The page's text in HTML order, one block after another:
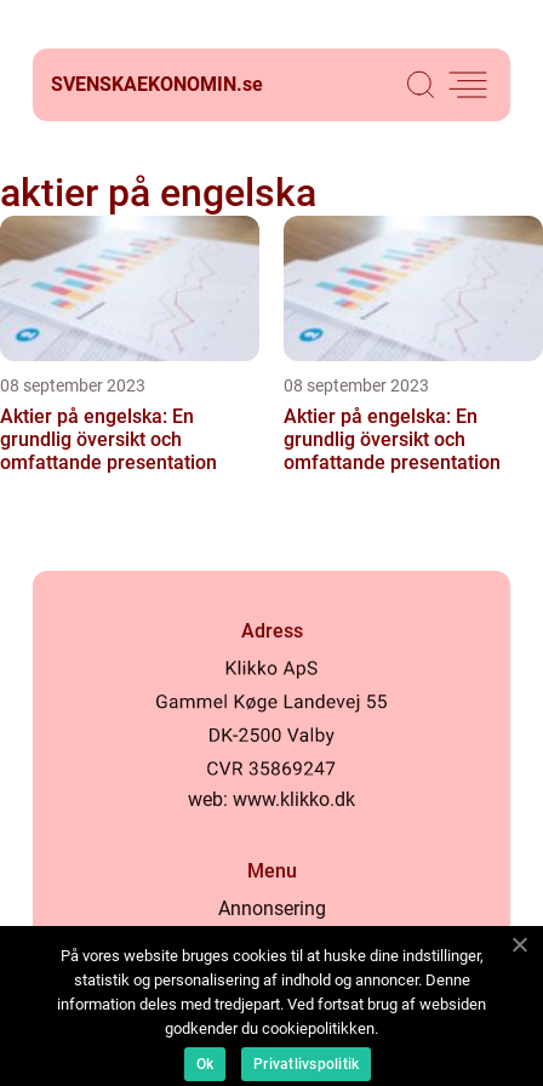
SVENSKAEKONOMIN.se
aktier på engelska
08 september 2023
Aktier på engelska: En
grundlig översikt och
omfattande presentation
08 september 2023
Aktier på engelska: En
grundlig översikt och
omfattande presentation
Adress
web: www.klikko.dk
Menu
Annonsering
Cookies
Kontakta oss
Sitemap
På vores website bruges cookies til at huske dine indstillinger,
statistik og personalisering af indhold og annoncer. Denne
information deles med tredjepart. Ved fortsat brug af websiden
godkender du cookiepolitikken.
Ok Privatlivspolitik